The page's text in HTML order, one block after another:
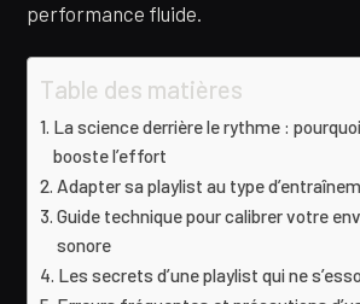
performance fluide.
Table des matières
La science derrière le rythme :
booste l’effort
Adapter sa playlist au type
Guide technique pour calibrer votre
sonore
Les secrets d’une playlist qui ne